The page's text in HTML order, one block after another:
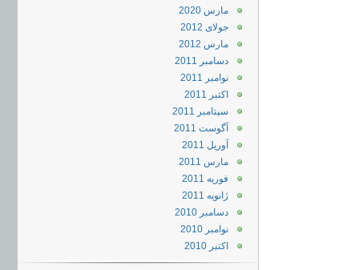
مارس 2020
جولای 2012
مارس 2012
دسامبر 2011
نوامبر 2011
اکتبر 2011
سپتامبر 2011
آگوست 2011
آوریل 2011
مارس 2011
فوریه 2011
ژانویه 2011
دسامبر 2010
نوامبر 2010
اکتبر 2010